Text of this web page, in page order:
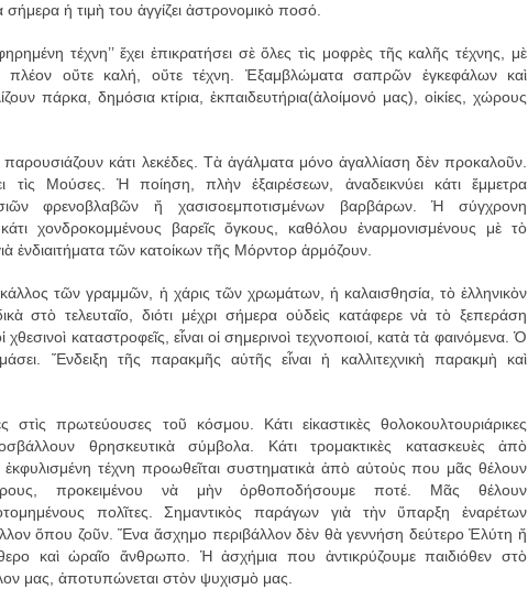
ἡ τιμὴ του ἀγγίζει ἀστρονομικὸ ποσό.
τέχνη’’ ἔχει ἐπικρατήσει σὲ ὅλες τὶς μοφρὲς τῆς καλῆς τέχνης, μὲ
πλέον οὔτε καλή, οὔτε τέχνη. Ἐξαμβλώματα σαπρῶν ἐγκεφάλων καὶ
πάρκα, δημόσια κτίρια, ἐκπαιδευτήρια(ἀλοίμονό μας), οἰκίες, χώρους
παρουσιάζουν κάτι λεκέδες. Τὰ ἀγάλματα μόνο ἀγαλλίαση δὲν προκαλοῦν.
τὶς Μούσες. Ἡ ποίηση, πλὴν ἐξαιρέσεων, ἀναδεικνύει κάτι ἔμμετρα
φρενοβλαβῶν ἤ χασισοεμποτισμένων βαρβάρων. Ἡ σύγχρονη
κάτι χονδροκομμένους βαρεῖς ὄγκους, καθόλου ἐναρμονισμένους μὲ τὸ
ἐνδιαιτήματα τῶν κατοίκων τῆς Μόρντορ ἁρμόζουν.
τῶν γραμμῶν, ἡ χάρις τῶν χρωμάτων, ἡ καλαισθησία, τὸ ἑλληνικὸν
στὸ τελευταῖο, διότι μέχρι σήμερα οὐδεὶς κατάφερε νὰ τὸ ξεπεράση
χθεσινοὶ καταστροφεῖς, εἶναι οἱ σημερινοὶ τεχνοποιοί, κατὰ τὰ φαινόμενα. Ὁ
Ἔνδειξη τῆς παρακμῆς αὐτῆς εἶναι ἡ καλλιτεχνικὴ παρακμὴ καὶ
στὶς πρωτεύουσες τοῦ κόσμου. Κάτι εἰκαστικὲς θολοκουλτουριάρικες
θρησκευτικὰ σύμβολα. Κάτι τρομακτικὲς κατασκευὲς ἀπὸ
τέχνη προωθεῖται συστηματικὰ ἀπὸ αὐτοὺς που μᾶς θέλουν
προκειμένου νὰ μὴν ὀρθοποδήσουμε ποτέ. Μᾶς θέλουν
πολῖτες. Σημαντικὸς παράγων γιὰ τὴν ὕπαρξη ἐναρέτων
ὅπου ζοῦν. Ἕνα ἄσχημο περιβάλλον δὲν θὰ γεννήση δεύτερο Ἐλύτη ἤ
καὶ ὡραῖο ἄνθρωπο. Ἡ ἀσχήμια που ἀντικρύζουμε παιδιόθεν στὸ
μας, ἀποτυπώνεται στὸν ψυχισμὸ μας.